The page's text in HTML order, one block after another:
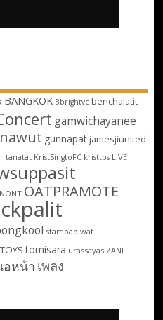
BANGKOK Bbrightvc benchalatit
gamwichayanee
gunnapat jamesjiunited
KristSingtoFC kristtps LIVE
OATPRAMOTE
stampapiwat
tomisara urassayas ZANI
อหน้า เพลง